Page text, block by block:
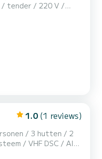
/ tender / 220 V /
1.0 (1 reviews)
/ VHF DSC / AIS
/